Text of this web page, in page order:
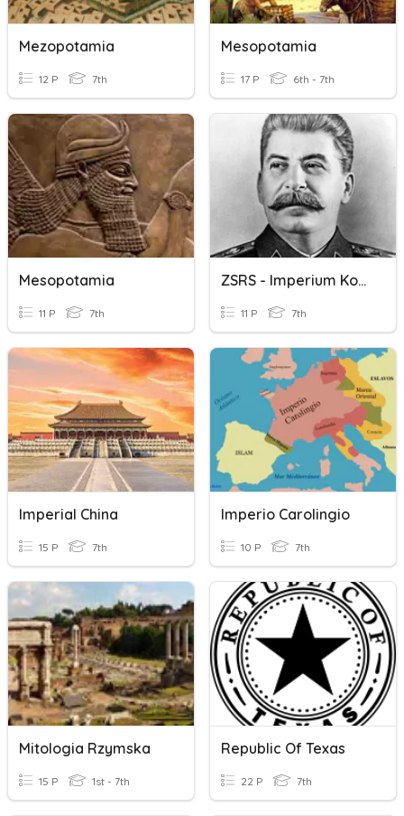
Mezopotamia
12 P 7th
Mesopotamia
17 P 6th - 7th
Mesopotamia
11 P 7th
ZSRS - Imperium Komunistyczne
11 P 7th
Imperial China
15 P 7th
Imperio Carolingio
10 P 7th
Mitologia Rzymska
15 P 1st - 7th
Republic Of Texas
22 P 7th